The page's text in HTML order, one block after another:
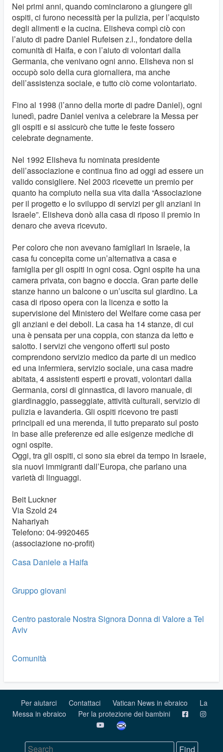
Nei primi anni, quando cominciarono a giungere gli
ospiti, ci furono necessità per la pulizia, per l’acquisto
degli alimenti e la cucina. Elisheva compì ciò con
l’aiuto di padre Daniel Rufeisen z.l., fondatore della
comunità di Haifa, e con l’aiuto di volontari dalla
Germania, che venivano ogni anno. Elisheva non si
occupò solo della cura giornaliera, ma anche
dell’assistenza sociale, e tutto ciò come volontariato.
Fino al 1998 (l’anno della morte di padre Daniel), ogni
lunedì, padre Daniel veniva a celebrare la Messa per
gli ospiti e si assicurò che tutte le feste fossero
celebrate degnamente.
Nel 1992 Elisheva fu nominata presidente
dell’associazione e continua fino ad oggi ad essere un
valido consigliere. Nel 2003 ricevette un premio per
quanto ha compiuto nella sua vita dalla “Associazione
per il progetto e lo sviluppo di servizi per gli anziani in
Israele”. Elisheva donò alla casa di riposo il premio in
denaro che aveva ricevuto.
Per coloro che non avevano famigliari in Israele, la
casa fu concepita come un’alternativa a casa e
famiglia per gli ospiti in ogni cosa. Ogni ospite ha una
camera privata, con bagno e doccia. Gran parte delle
stanze hanno un balcone o un’uscita sul giardino. La
casa di riposo opera con la licenza e sotto la
supervisione del Ministero del Welfare come casa per
gli anziani e dei deboli. La casa ha 14 stanze, di cui
una è pensata per una coppia, con stanza da letto e
salotto. I servizi che vengono offerti sul posto
comprendono servizio medico da parte di un medico
ed una infermiera, servizio sociale, una casa madre
abitata, 4 assistenti esperti e provati, volontari dalla
Germania, corsi di ginnastica, di lavoro manuale, di
giardinaggio, passeggiate, attività culturali, servizio di
pulizia e lavanderia. Gli ospiti ricevono tre pasti
principali ed una merenda, il tutto preparato sul posto
in base alle preferenze ed alle esigenze mediche di
ogni ospite.
Oggi, tra gli ospiti, ci sono sia ebrei da tempo in Israele,
sia nuovi immigranti dall’Europa, che parlano una
varietà di linguaggi.
Beit Luckner
Via Szold 24
Nahariyah
Telefono: 04-9920465
(associazione no-profit)
Casa Daniele a Haifa
Gruppo giovani
Centro pastorale Nostra Signora Donna di Valore a Tel
Aviv
Comunità
Per aiutarci Contattaci Vatican News in ebraico
La
Messa in ebraico
Per la protezione dei bambini